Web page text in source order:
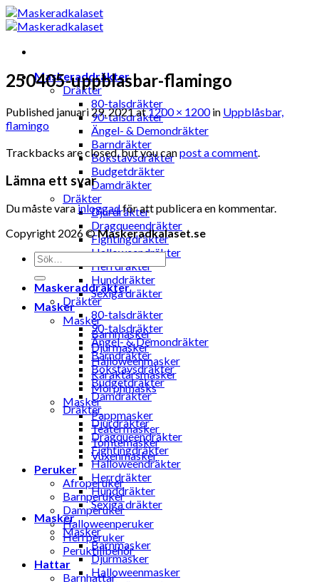
Skip
to
Maskeraddräkter
Dräkter
80-talsdräkter
90-talsdräkter
Ängel- & Demondräkter
Barndräkter
Bokstavsdräkter
Budgetdräkter
Damdräkter
Dräkter
Djurdräkter
Dragqueendräkter
Fightingdräkter
Halloweendräkter
Herrdräkter
Hunddräkter
Sexiga dräkter
Masker
Masker
Barnmasker
Djurmasker
Halloweenmasker
Karaktärsmasker
Morphmasks
Masker
Pappmasker
Teatermasker
Tomtemasker
Vuxenmasker
Peruker
Afroperuker
Barnperuker
Damperuker
Halloweenperuker
Herrperuker
Peruktillbehör
Hattar
Barnhattar
250405-uppblasbar-flamingo
Published januari 29, 2021at1200 × 1200in Uppblåsbar,
flamingo
Trackbacks are closed, but you canpost a comment.
Lämna ett svar
Du måste varainloggadför att publicera en kommentar.
Copyright 2026 ©Maskeradkalaset.se
Sök
efter:
Maskeraddräkter
Dräkter
80-talsdräkter
90-talsdräkter
Ängel- & Demondräkter
Barndräkter
Bokstavsdräkter
Budgetdräkter
Damdräkter
Dräkter
Djurdräkter
Dragqueendräkter
Fightingdräkter
Halloweendräkter
Herrdräkter
Hunddräkter
Sexiga dräkter
Masker
Masker
Barnmasker
Djurmasker
Halloweenmasker